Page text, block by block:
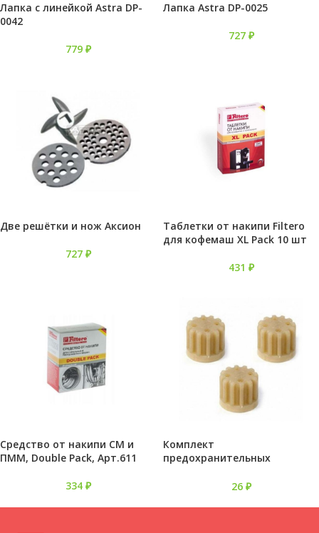
Лапка с линейкой Astra DP-
0042
779 ₽
Лапка Astra DP-0025
727 ₽
Две решётки и нож Аксион
727 ₽
Таблетки от накипи Filtero
для кофемаш XL Pack 10 шт
431 ₽
Средство от накипи СМ и
ПММ, Double Pack, Арт.611
334 ₽
Комплект
предохранительных
26 ₽